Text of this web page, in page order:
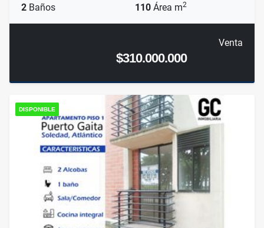
2 Baños 110 Área m2
Venta
$310.000.000
DISPONIBLE